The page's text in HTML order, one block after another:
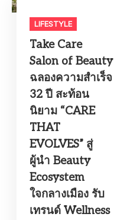
LIFESTYLE​
Take Care
Salon of Beauty
ฉลองความสำเร็จ
32 ปี สะท้อน
นิยาม “CARE
THAT
EVOLVES” สู่
ผู้นำ Beauty
Ecosystem
ใจกลางเมือง รับ
เทรนด์ Wellness